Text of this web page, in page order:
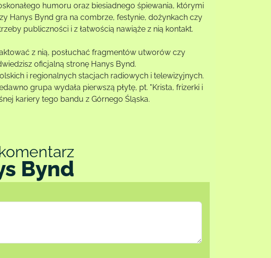
humoru oraz biesiadnego śpiewania, którymi
Hanys Bynd gra na combrze, festynie, dożynkach czy
publiczności i z łatwością nawiąże z nią kontakt.
z nią, posłuchać fragmentów utworów czy
oficjalną stronę Hanys Bynd.
i regionalnych stacjach radiowych i telewizyjnych.
grupa wydała pierwszą płytę, pt. "Krista, frizerki i
kariery tego bandu z Górnego Śląska.
Bynd